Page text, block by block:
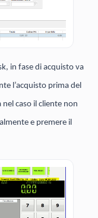
in fase di acquisto va
l’acquisto prima del
nel caso il cliente non
e premere il